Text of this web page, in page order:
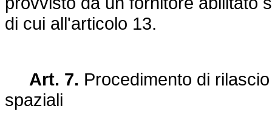
di cui all'articolo 13.
Art. 7. Procedimento di
spaziali